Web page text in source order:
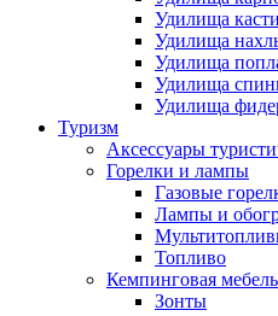
Удилища
Удилища
Удилища
Удилища
Удилища
Туризм
Аксессуары
Горелки и лампы
Газовые
Лампы и
Топливо
Кемпинговая мебель
Зонты